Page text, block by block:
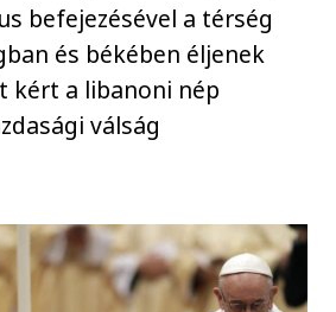
befejezésével a térség
és békében éljenek
kért a libanoni nép
válság